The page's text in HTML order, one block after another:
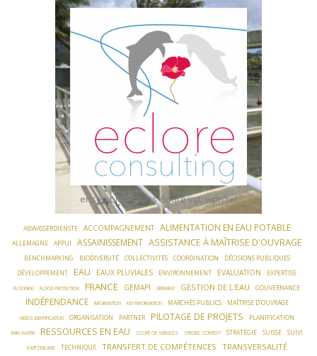
ensemble faisons éclore votre projet
ABWASSERDIENSTE ACCOMPAGNEMENT ALIMENTATION EN EAU POTABLE
ALLEMAGNE APPUI ASSAINISSEMENT ASSISTANCE À MAÎTRISE D'OUVRAGE
BENCHMARKING BIODIVERSITÉ COLLECTIVITÉS COORDINATION
DÉCISIONS PUBLIQUES
DÉVELOPPEMENT
EAU EAUX PLUVIALES ENVIRONNEMENT EVALUATION EXPERTISE
FLOODING FLOOD PROTECTION FRANCE GEMAPI GERMANY GESTION DE L'EAU GOUVERNANCE
INDÉPENDANCE INFORMATION KEY INFORMATION MARCHÉS PUBLICS MAÎTRISE D'OUVRAGE
NEEDS IDENTIFICATION ORGANISATION PARTNER PILOTAGE DE PROJETS PLANIFICATION
RAIN WATER RESSOURCES EN EAU SCOPE OF SERVICES SPECIFIC CONTEXT STRATÉGIE SUISSE SUIVI
SWITZERLAND TECHNIQUE TRANSFERT DE COMPÉTENCES TRANSVERSALITÉ